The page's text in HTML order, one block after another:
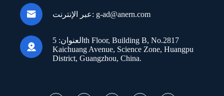
 عبر الإنترنت: g-ad@anern.com

العنوان: 5th Floor, Building B, No.2817
Kaichuang Avenue, Science Zone, Huangpu
District, Guangzhou, China.